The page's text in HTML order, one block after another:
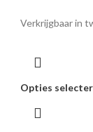
Verkrijgbaar in
Opties